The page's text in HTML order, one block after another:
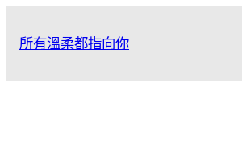
所有溫柔都指向你